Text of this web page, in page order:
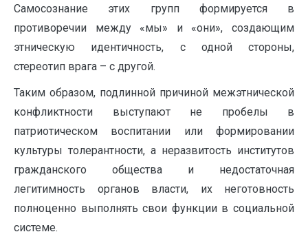
Самосознание этих групп формируется в
противоречии между «мы» и «они», создающим
этническую идентичность, с одной стороны,
стереотип врага – с другой.
Таким образом, подлинной причиной межэтнической
конфликтности выступают не пробелы в
патриотическом воспитании или формировании
культуры толерантности, а неразвитость институтов
гражданского общества и недостаточная
легитимность органов власти, их неготовность
полноценно выполнять свои функции в социальной
системе.